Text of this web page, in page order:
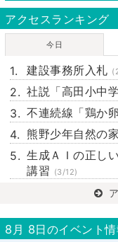
アクセスランキング
今日
建設事務所入札
社説「高田小中
不連続線「鶏か
熊野少年自然の
生成ＡＩの正し
講習 (3/12)
8月 8日のイベント情